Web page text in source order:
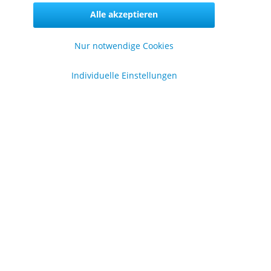
Nur notwendige Cookies
Alle akzeptieren
Individuelle Einstellungen